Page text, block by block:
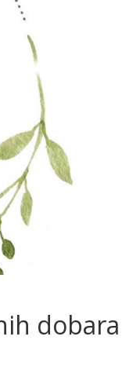
dobara